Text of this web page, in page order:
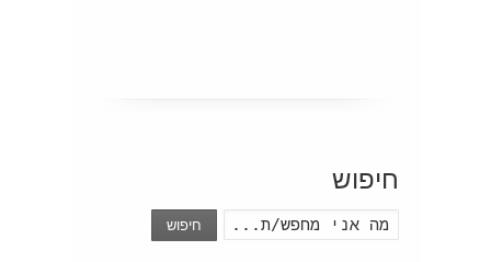
חיפוש
חיפוש